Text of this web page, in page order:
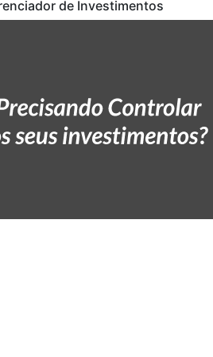
de Investimentos